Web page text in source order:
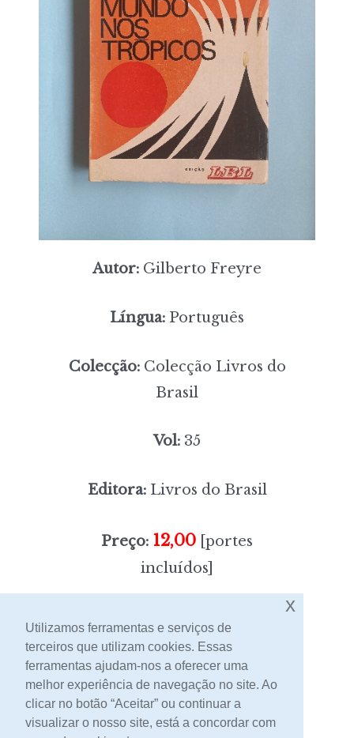
Autor: Gilberto Freyre
Língua: Português
Colecção:Colecção Livros do
Brasil
Vol: 35
Editora:Livros do Brasil
Preço: 12,00 [portes
incluídos]
Sem stock
Contacto
Utilizamos ferramentas e serviços de
terceiros que utilizam cookies. Essas
ferramentas ajudam-nos a oferecer uma
melhor experiência de navegação no site. Ao
clicar no botão “Aceitar” ou continuar a
visualizar o nosso site, está a concordar com
x